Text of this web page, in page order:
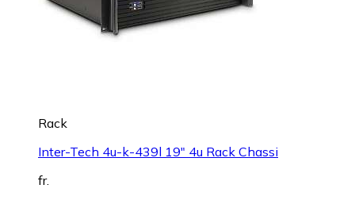
Rack
Inter-Tech 4u-k-439l 19" 4u Rack Chassi
fr.